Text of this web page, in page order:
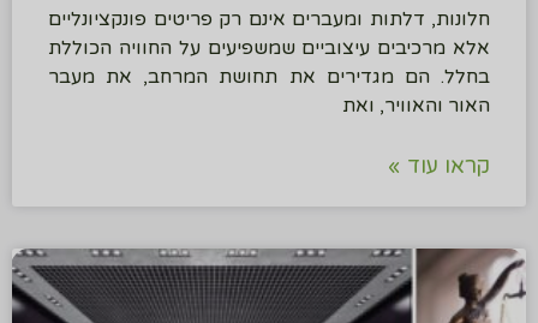
חלונות, דלתות ומעברים אינם רק פריטים פונקציונליים
אלא מרכיבים עיצוביים שמשפיעים על החוויה הכוללת
בחלל. הם מגדירים את תחושת המרחב, את מעבר
האור והאוויר, ואת
קראו עוד »